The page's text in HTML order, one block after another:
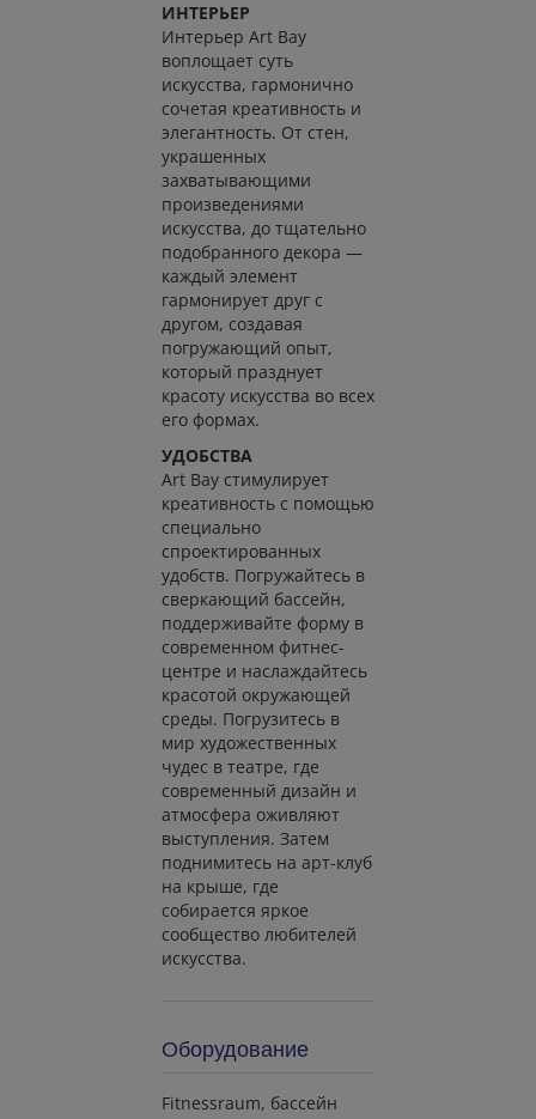
ИНТЕРЬЕР
Интерьер Art Bay
воплощает суть
искусства, гармонично
сочетая креативность и
элегантность. От стен,
украшенных
захватывающими
произведениями
искусства, до тщательно
подобранного декора —
каждый элемент
гармонирует друг с
другом, создавая
погружающий опыт,
который празднует
красоту искусства во всех
его формах.
УДОБСТВА
Art Bay стимулирует
креативность с помощью
специально
спроектированных
удобств. Погружайтесь в
сверкающий бассейн,
поддерживайте форму в
современном фитнес-
центре и наслаждайтесь
красотой окружающей
среды. Погрузитесь в
мир художественных
чудес в театре, где
современный дизайн и
атмосфера оживляют
выступления. Затем
поднимитесь на арт-клуб
на крыше, где
собирается яркое
сообщество любителей
искусства.
Оборудование
Fitnessraum бассейн